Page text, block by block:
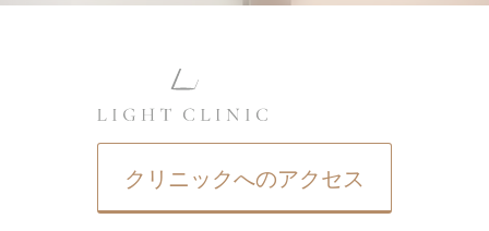
クリニックへのアクセス